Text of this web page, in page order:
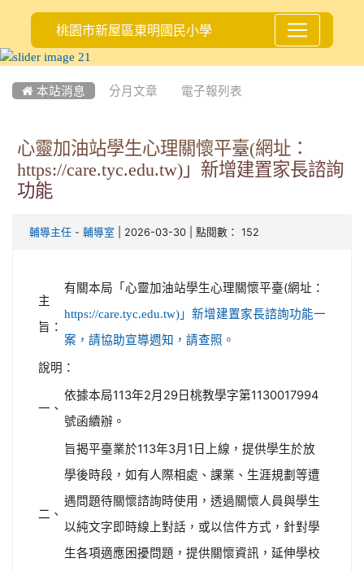
桃園市新屋區東明國民小學
 本站消息 分月文章 電子報列表
心靈加油站學生心理關懷平臺(網址：
https://care.tyc.edu.tw)」新增建置家長諮詢
功能
輔導主任 - 輔導室 | 2026-03-30 | 點閱數： 152
主
旨：
有關本局「心靈加油站學生心理關懷平臺(網址：
https://care.tyc.edu.tw)」新增建置家長諮詢功能一
案，請協助宣導週知，請查照。
說明：
一、
依據本局113年2月29日桃教學字第1130017994
號函續辦。
二、
旨揭平臺業於113年3月1日上線，提供學生於放
學後時段，如有人際相處、課業、生涯規劃等遭
遇問題待關懷諮詢時使用，透過關懷人員與學生
以純文字即時線上對話，或以信件方式，針對學
生各項適應困擾問題，提供關懷資訊，延伸學校